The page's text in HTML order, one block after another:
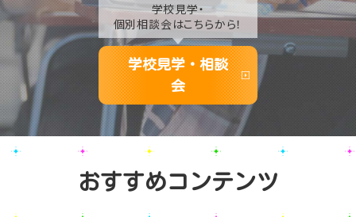
学校見学・
個別相談会はこちらから！
学校見学・相談
会
おすすめコンテンツ